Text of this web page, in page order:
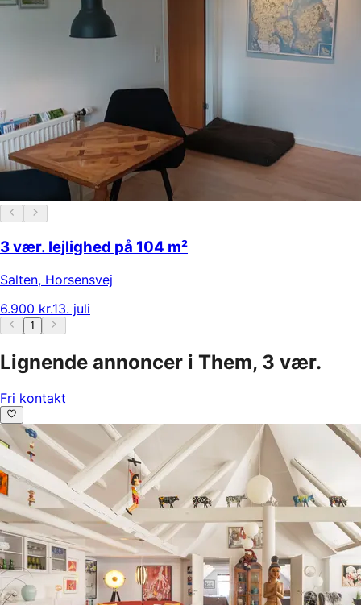
3 vær. lejlighed på 104 m²
Salten, Horsensvej
6.900 kr.13. juli
1
Lignende annoncer i Them, 3 vær.
Fri kontakt